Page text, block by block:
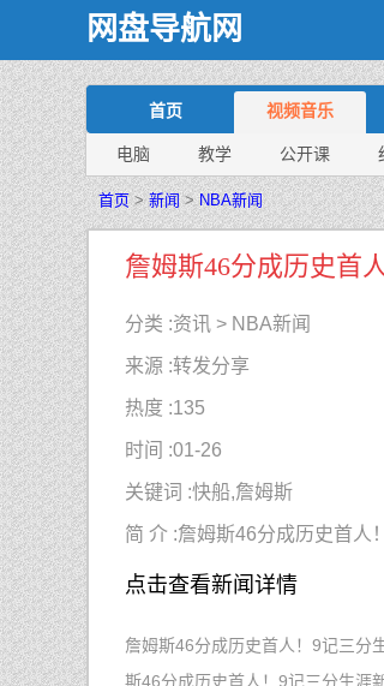
网盘导航网
首页 视频音乐
电脑 教学 公开课
首页>新闻>NBA新闻
詹姆斯46分成历史首
分类 :资讯 > NBA新闻
来源 :转发分享
热度 :135
时间 :01-26
关键词 :快船,詹姆斯
简 介 :詹姆斯46分成历史首人
点击查看新闻详情
詹姆斯46分成历史首人！9记三分
斯46分成历史首人！9记三分生涯